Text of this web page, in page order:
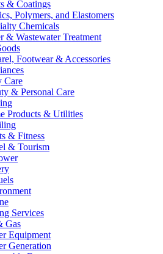
& Coatings
Polymers, and Elastomers
Chemicals
& Wastewater Treatment
Footwear & Accessories
Care
& Personal Care
Products & Utilities
& Fitness
& Tourism
Services
Gas
Equipment
Generation